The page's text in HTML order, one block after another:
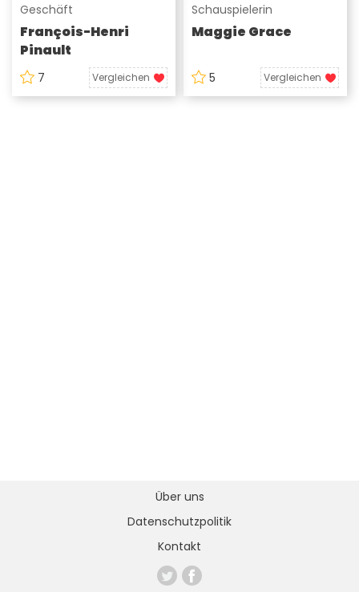
Geschäft
François-Henri
Pinault
7 Vergleichen
Schauspielerin
Maggie Grace
5 Vergleichen
Über uns
Datenschutzpolitik
Kontakt